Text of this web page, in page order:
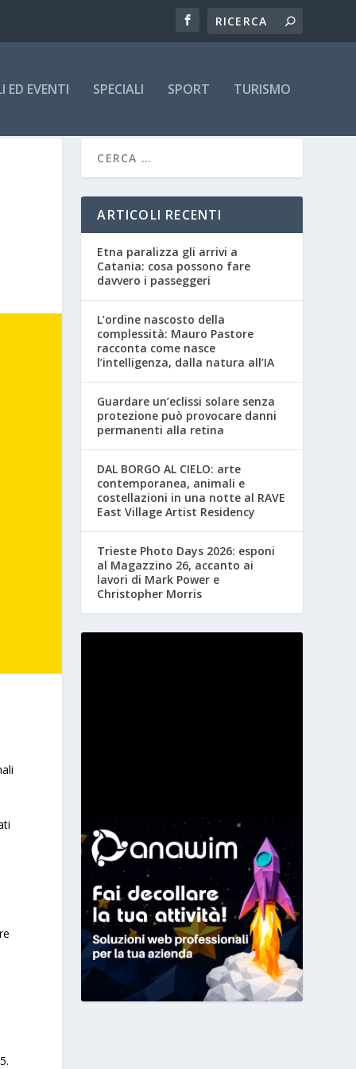
ED EVENTI SPECIALI SPORT TURISMO
ARTICOLI RECENTI
Etna paralizza gli arrivi a
Catania: cosa possono fare
davvero i passeggeri
L’ordine nascosto della
complessità: Mauro Pastore
racconta come nasce
l’intelligenza, dalla natura all’IA
Guardare un’eclissi solare senza
protezione può provocare danni
permanenti alla retina
DAL BORGO AL CIELO: arte
contemporanea, animali e
costellazioni in una notte al RAVE
East Village Artist Residency
Trieste Photo Days 2026: esponi
al Magazzino 26, accanto ai
lavori di Mark Power e
Christopher Morris